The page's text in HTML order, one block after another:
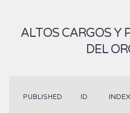
ALTOS CARGOS Y
DEL
PUBLISHED ID INDEX